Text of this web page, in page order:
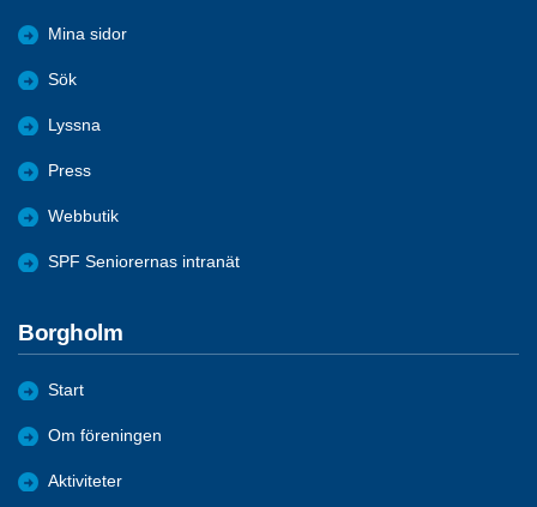
Mina sidor
Sök
Lyssna
Press
Webbutik
SPF Seniorernas intranät
Borgholm
Start
Om föreningen
Aktiviteter